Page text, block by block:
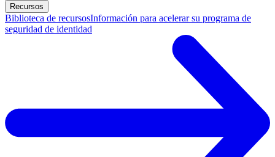
Recursos
Biblioteca de recursosInformación para acelerar su programa de
seguridad de identidad